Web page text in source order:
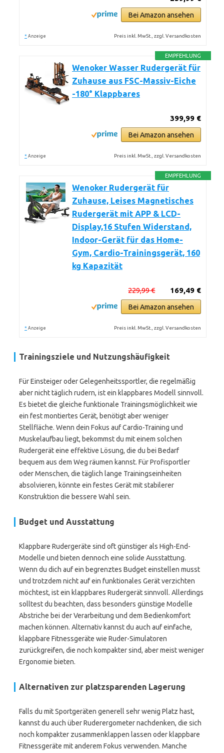
Bei Amazon ansehen
* Anzeige Preis inkl. MwSt., zzgl. Versandkosten
EMPFEHLUNG
Wenoker Wasser Rudergerät für
Zuhause aus FSC-Massiv-Eiche
-180° Klappbares
399,99 €
Bei Amazon ansehen
* Anzeige Preis inkl. MwSt., zzgl. Versandkosten
EMPFEHLUNG
Wenoker Rudergerät für
Zuhause, Leises Magnetisches
Rudergerät mit APP & LCD-
Display,16 Stufen Widerstand,
Indoor-Gerät für das Home-
Gym, Cardio-Trainingsgerät, 160
kg Kapazität
169,49 €
229,99 €
Bei Amazon ansehen
* Anzeige Preis inkl. MwSt., zzgl. Versandkosten
Trainingsziele und Nutzungshäufigkeit
Für Einsteiger oder Gelegenheitssportler, die regelmäßig
aber nicht täglich rudern, ist ein klappbares Modell sinnvoll.
Es bietet die gleiche funktionale Trainingsmöglichkeit wie
ein fest montiertes Gerät, benötigt aber weniger
Stellfläche. Wenn dein Fokus auf Cardio-Training und
Muskelaufbau liegt, bekommst du mit einem solchen
Rudergerät eine effektive Lösung, die du bei Bedarf
bequem aus dem Weg räumen kannst. Für Profisportler
oder Menschen, die täglich lange Trainingseinheiten
absolvieren, könnte ein festes Gerät mit stabilerer
Konstruktion die bessere Wahl sein.
Budget und Ausstattung
Klappbare Rudergeräte sind oft günstiger als High-End-
Modelle und bieten dennoch eine solide Ausstattung.
Wenn du dich auf ein begrenztes Budget einstellen musst
und trotzdem nicht auf ein funktionales Gerät verzichten
möchtest, ist ein klappbares Rudergerät sinnvoll. Allerdings
solltest du beachten, dass besonders günstige Modelle
Abstriche bei der Verarbeitung und dem Bedienkomfort
machen können. Alternativ kannst du auch auf einfache,
klappbare Fitnessgeräte wie Ruder-Simulatoren
zurückgreifen, die noch kompakter sind, aber meist weniger
Ergonomie bieten.
Alternativen zur platzsparenden Lagerung
Falls du mit Sportgeräten generell sehr wenig Platz hast,
kannst du auch über Ruderergometer nachdenken, die sich
noch kompakter zusammenklappen lassen oder klappbare
Fitnessgeräte mit anderem Fokus verwenden. Manche